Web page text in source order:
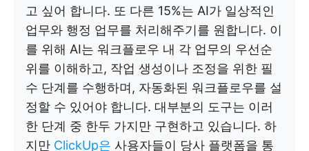
고 싶어 합니다. 또 다른 15%는 AI가 일상적인
업무와 행정 업무를 처리해주기를 원합니다. 이
를 위해 AI는 워크플로우 내 각 업무의 우선순
위를 이해하고, 작업 생성이나 조정을 위한 필
수 단계를 수행하며, 자동화된 워크플로우를 설
정할 수 있어야 합니다. 대부분의 도구는 이러
한 단계 중 한두 가지만 구현하고 있습니다. 하
지만 ClickUp은 사용자들이 당사 플랫폼을 통